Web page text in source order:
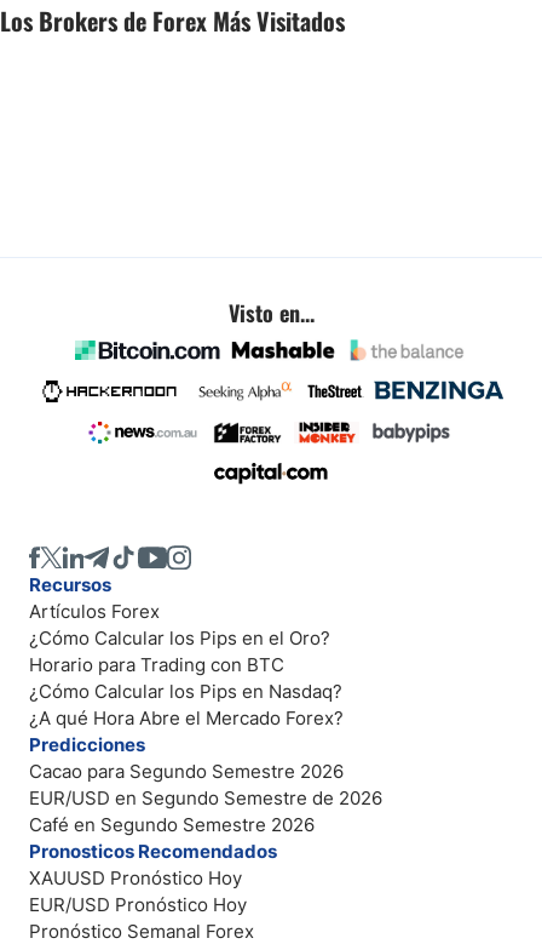
Los Brokers de Forex Más Visitados
Visto en...
Recursos
Artículos Forex
¿Cómo Calcular los Pips en el Oro?
Horario para Trading con BTC
¿Cómo Calcular los Pips en Nasdaq?
¿A qué Hora Abre el Mercado Forex?
Predicciones
Cacao para Segundo Semestre 2026
EUR/USD en Segundo Semestre de 2026
Café en Segundo Semestre 2026
Pronosticos Recomendados
XAUUSD Pronóstico Hoy
EUR/USD Pronóstico Hoy
Pronóstico Semanal Forex